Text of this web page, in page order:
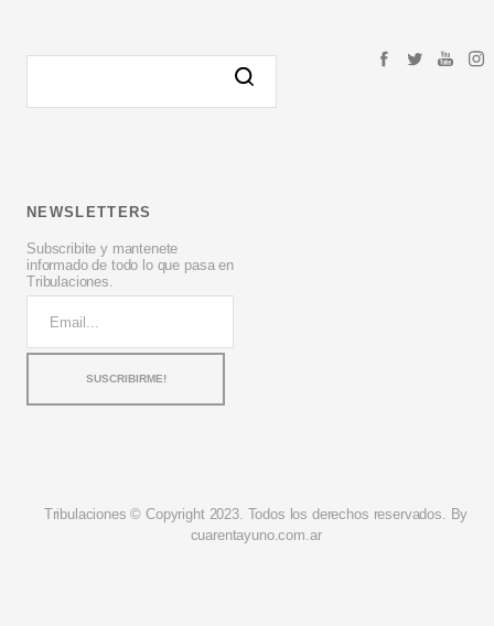
NEWSLETTERS
Subscribite y mantenete
informado de todo lo que pasa en
Tribulaciones.
Tribulaciones © Copyright 2023. Todos los derechos reservados. By
cuarentayuno.com.ar